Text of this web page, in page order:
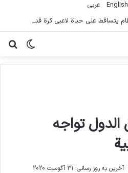
English
عربي
تغییر
الدول تواجه
آخرین به روز رسانی: 31 آگوست 2020